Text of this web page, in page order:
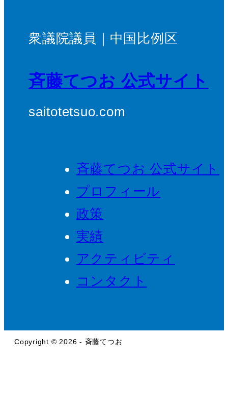
衆議院議員｜中国比例区
斉藤てつお 公式サイト
saitotetsuo.com
斉藤てつお 公式サイト
プロフィール
政策
実績
アクティビティ
コンタクト
Copyright © 2026 - 斉藤てつお